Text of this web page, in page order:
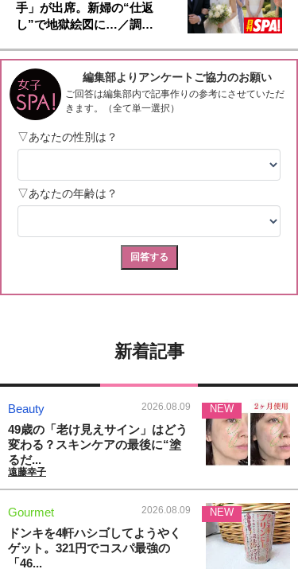
手」が出席。新婦の“仕返
し”で地獄絵図に…／調…
新着記事
Beauty 2026.08.09
49歳の「老け見えサイン」はどう
変わる？スキンケアの最後に“塗
るだ...
遠藤幸子
NEW
Gourmet 2026.08.09
ドンキを4軒ハシゴしてようやく
ゲット。321円でコスパ最強の
「46...
NEW